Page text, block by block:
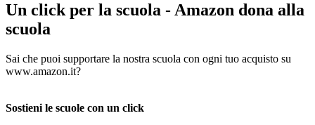
Un click per la scuola - Amazon dona alla
scuola
Sai che puoi supportare la nostra scuola con ogni tuo acquisto su
www.amazon.it?
Sostieni le scuole con un click